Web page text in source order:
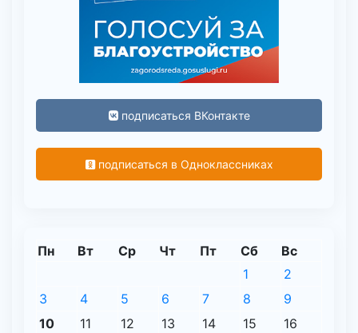
подписаться ВКонтакте
подписаться в Одноклассниках
Пн Вт Ср Чт Пт Сб Вс
1
2
3
4 5 6 7 8
9
10
11 12 13 14 15
16